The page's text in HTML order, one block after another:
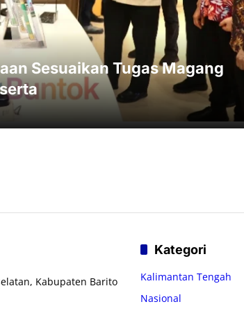
Sesuaikan Tugas Magang
Kabupaten Barito
Kategori
Kalimantan Tengah
Nasional